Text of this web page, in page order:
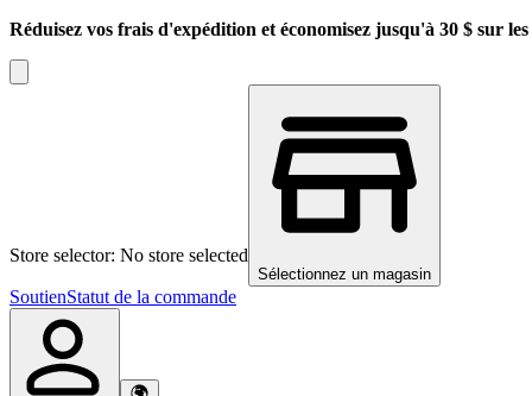
Réduisez vos frais d'expédition et économisez jusqu'à 30 $ sur
Store selector: No store selected
Sélectionnez un magasin
SoutienStatut de la commande